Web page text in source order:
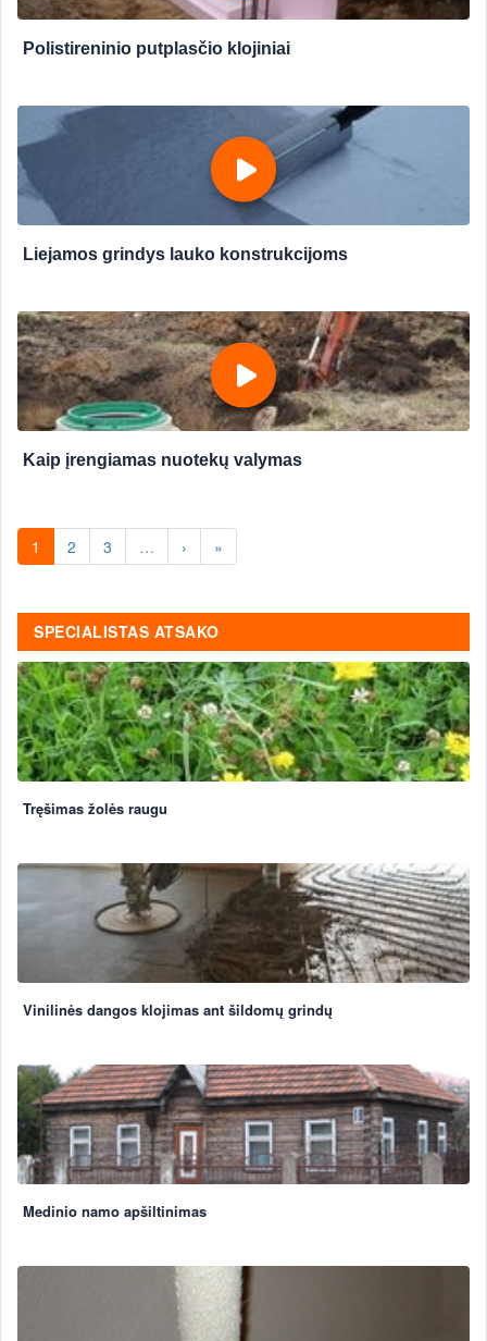
Polistireninio putplasčio klojiniai
Liejamos grindys lauko konstrukcijoms
Kaip įrengiamas nuotekų valymas
1 2 3 … › »
SPECIALISTAS ATSAKO
Tręšimas žolės raugu
Vinilinės dangos klojimas ant šildomų grindų
Medinio namo apšiltinimas